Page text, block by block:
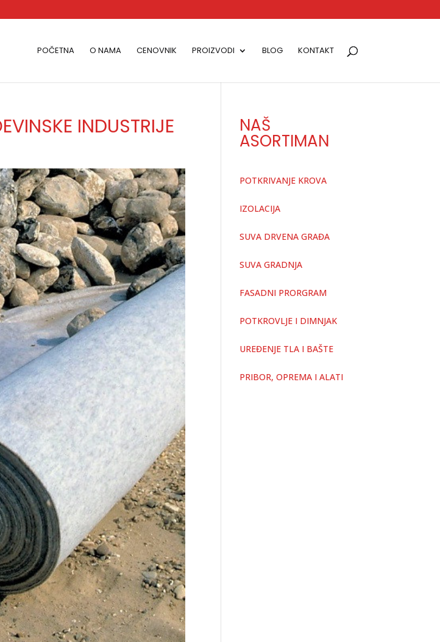
POČETNA O NAMA CENOVNIK PROIZVODI BLOG KONTAKT
INDUSTRIJE NAŠ
ASORTIMAN
POTKRIVANJE KROVA
IZOLACIJA
SUVA DRVENA GRAĐA
SUVA GRADNJA
FASADNI PRORGRAM
POTKROVLJE I DIMNJAK
UREĐENJE TLA I BAŠTE
PRIBOR, OPREMA I ALATI